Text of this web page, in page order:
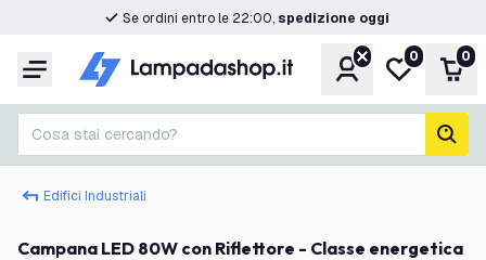
Se ordini entro le 22:00, spedizione oggi
Menu Account
Lista
0 0
Cosa stai cercando?
Edifici Industriali
Campana LED 80W con Riflettore - Classe energetica